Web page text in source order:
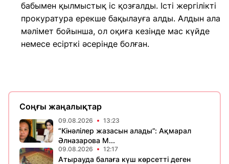
бабымен қылмыстық іс қозғалды. Істі жергілікті
прокуратура ерекше бақылауға алды. Алдын ала
мәлімет бойынша, ол оқиға кезінде мас күйде
немесе есірткі әсерінде болған.
Соңғы жаңалықтар
09.08.2026 13:23
“Кінәлілер жазасын алады”: Ақмарал
Әлназарова М...
09.08.2026 12:17
Атырауда балаға күш көрсетті деген